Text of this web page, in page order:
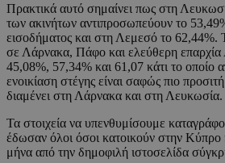
Πρακτικά αυτό σημαίνει πως στη
των ακινήτων αντιπροσωπεύουν το
εισοδήματος και στη Λεμεσό το 62,44%.
σε Λάρνακα, Πάφο και ελεύθερη επαρχία
45,08%, 57,34% και 61,07 κάτι το οποίο
ενοικίαση στέγης είναι σαφώς πιο
διαμένει στη Λάρνακα και στη Λευκωσία.
Τα στοιχεία να υπενθυμίσουμε
έδωσαν όλοι όσοι κατοικούν στην Κύπρο
μήνα από την δημοφιλή ιστοσελίδα